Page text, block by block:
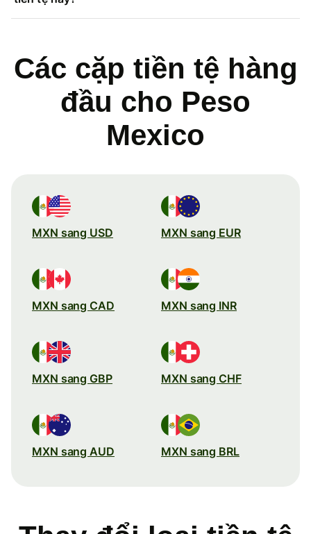
Các cặp tiền tệ hàng
đầu cho Peso
Mexico
MXN sang USD MXN sang EUR
MXN sang CAD MXN sang INR
MXN sang GBP MXN sang CHF
MXN sang AUD MXN sang BRL